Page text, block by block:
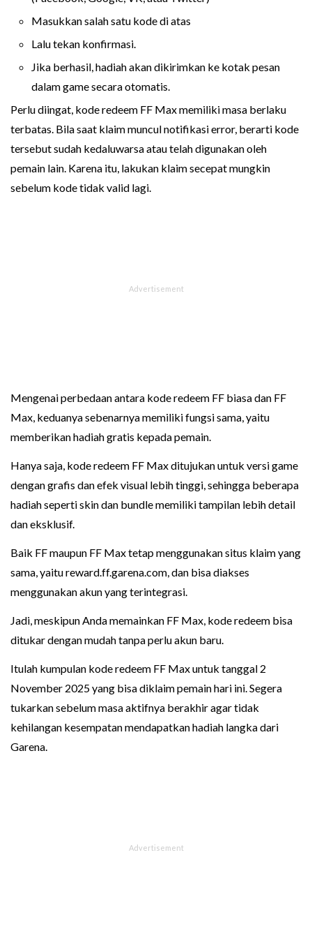
Masukkan salah satu kode di atas
Lalu tekan konfirmasi.
Jika berhasil, hadiah akan dikirimkan ke kotak pesan
dalam game secara otomatis.
Perlu diingat, kode redeem FF Max memiliki masa berlaku
terbatas. Bila saat klaim muncul notifikasi error, berarti kode
tersebut sudah kedaluwarsa atau telah digunakan oleh
pemain lain. Karena itu, lakukan klaim secepat mungkin
sebelum kode tidak valid lagi.
Mengenai perbedaan antara kode redeem FF biasa dan FF
Max, keduanya sebenarnya memiliki fungsi sama, yaitu
memberikan hadiah gratis kepada pemain.
Hanya saja, kode redeem FF Max ditujukan untuk versi game
dengan grafis dan efek visual lebih tinggi, sehingga beberapa
hadiah seperti skin dan bundle memiliki tampilan lebih detail
dan eksklusif.
Baik FF maupun FF Max tetap menggunakan situs klaim yang
sama, yaitu reward.ff.garena.com, dan bisa diakses
menggunakan akun yang terintegrasi.
Jadi, meskipun Anda memainkan FF Max, kode redeem bisa
ditukar dengan mudah tanpa perlu akun baru.
Itulah kumpulan kode redeem FF Max untuk tanggal 2
November 2025 yang bisa diklaim pemain hari ini. Segera
tukarkan sebelum masa aktifnya berakhir agar tidak
kehilangan kesempatan mendapatkan hadiah langka dari
Garena.